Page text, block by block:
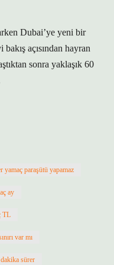
Dubai’ye yeni bir
açısından hayran
sonra yaklaşık 60
yamaç paraşütü yapamaz
ay
TL
var mı
sürer